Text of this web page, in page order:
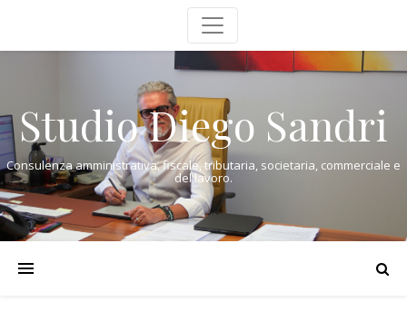
Studio Diego Sandri
Consulenza amministrativa, fiscale, tributaria, societaria, commerciale e
del lavoro.